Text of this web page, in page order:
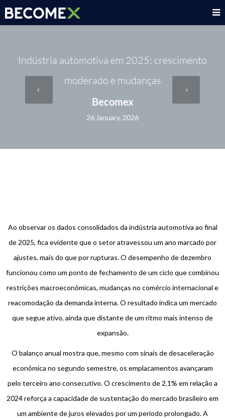
Indústria automotiva em 2025: crescimento
moderado e mudanças
Becomex
26 January, 2026
Ao observar os dados consolidados da indústria automotiva ao final
de 2025, fica evidente que o setor atravessou um ano marcado por
ajustes, mais do que por rupturas. O desempenho de dezembro
funcionou como um ponto de fechamento de um ciclo que combinou
restrições macroeconômicas, mudanças no comércio internacional e
reacomodação da demanda interna. O resultado indica um mercado
que segue ativo, ainda que distante de um ritmo mais intenso de
expansão.
O balanço anual mostra que, mesmo com sinais de desaceleração
econômica no segundo semestre, os emplacamentos avançaram
pelo terceiro ano consecutivo. O crescimento de 2,1% em relação a
2024 reforça a capacidade de sustentação do mercado brasileiro em
um ambiente de juros elevados por um período prolongado. A